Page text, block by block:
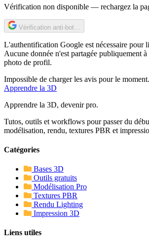
Vérification non disponible — rechargez la
Vérification anti-bot…
L'authentification Google est nécessaire pour
Aucune donnée n'est partagée publiquement
photo de profil.
Impossible de charger les avis pour le moment.
Apprendre la 3D
Apprendre la 3D, devenir pro.
Tutos, outils et workflows pour passer du
modélisation, rendu, textures PBR et
Catégories
Bases 3D
Outils gratuits
Modélisation Pro
Textures PBR
Rendu Lighting
Impression 3D
Liens utiles